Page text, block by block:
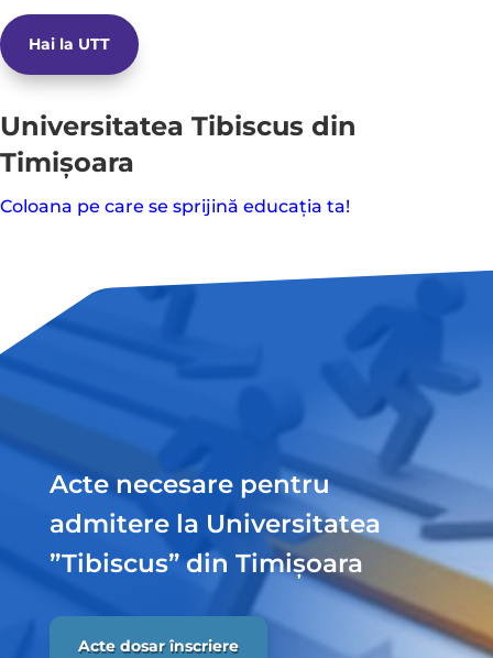
Hai la UTT
Universitatea Tibiscus din
Timișoara
Coloana pe care se sprijină educația ta!
Acte necesare pentru
admitere la Universitatea
”Tibiscus” din Timișoara
Acte dosar înscriere